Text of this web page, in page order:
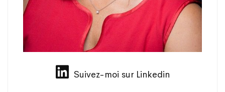
Suivez-moi sur Linkedin